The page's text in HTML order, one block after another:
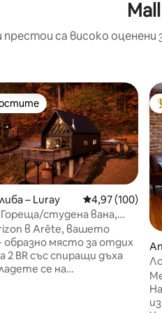
Mall
престои са високо
420 отзива
– Luray Средна
4,97 (100)
студена вана,
щепсел за
в Arête, вашето
образно място за отдих
2 BR със спиращи дъха
се на